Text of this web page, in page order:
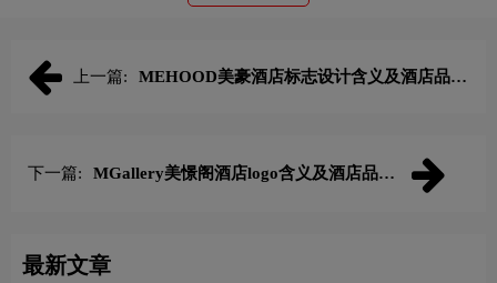
上一篇:
MEHOOD美豪酒店标志设计含义及酒店品牌
下一篇:
MGallery美憬阁酒店logo含义及酒店品牌
最新文章